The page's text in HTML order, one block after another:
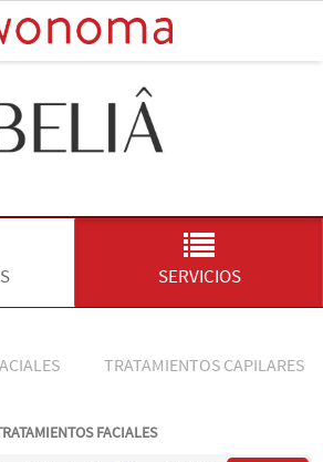
SERVICIOS
TRATAMIENTOS CAPILARES
FACIALES